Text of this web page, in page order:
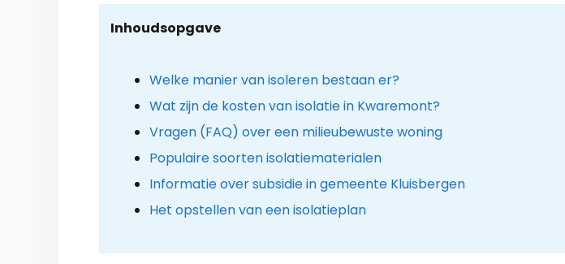
Inhoudsopgave
Welke manier van isoleren bestaan er?
Wat zijn de kosten van isolatie in Kwaremont?
Vragen (FAQ) over een milieubewuste woning
Populaire soorten isolatiematerialen
Informatie over subsidie in gemeente Kluisbergen
Het opstellen van een isolatieplan